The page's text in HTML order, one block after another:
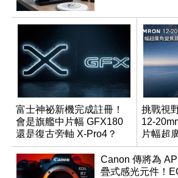
富士神祕新機完成註冊！
會是旗艦中片幅 GFX180
還是復古旁軸 X-Pro4？
挑戰視
12-
片幅超
表
Canon 傳將為
疊式感光元件！